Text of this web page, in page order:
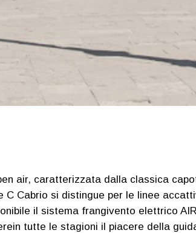
air, caratterizzata dalla classica
C Cabrio si distingue per le linee
il sistema frangivento elettrico
tutte le stagioni il piacere della